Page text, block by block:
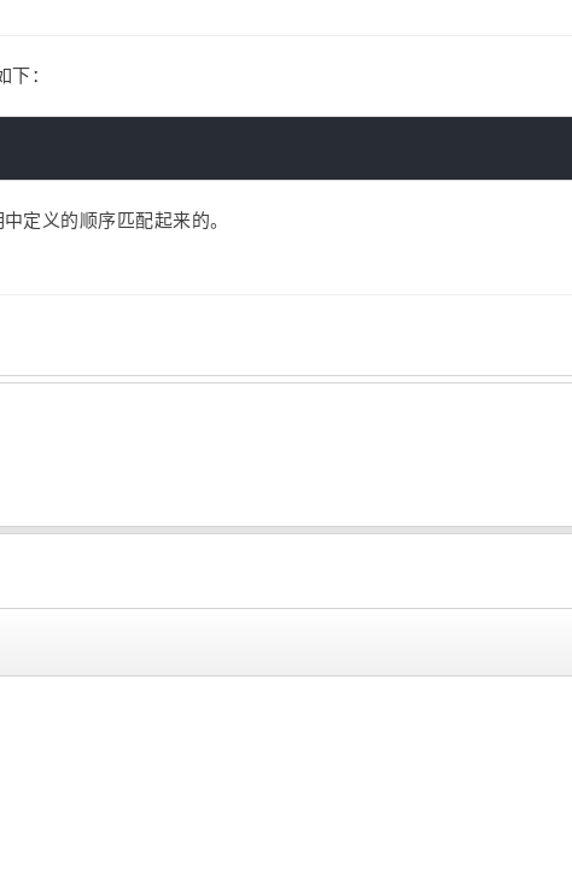
：
定义的顺序匹配起来的。